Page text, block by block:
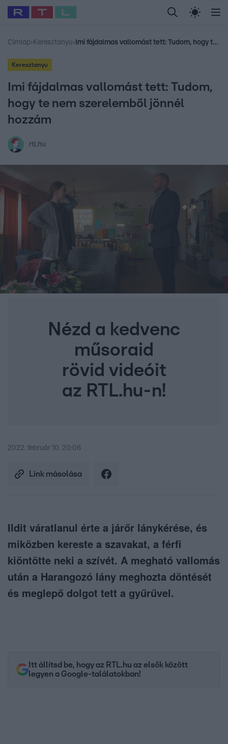
Legfrissebb RTL Híradó Randi Celeb vagyok,
Babits Marcella Most Wanted Gallusz
Címlap› Keresztanyu› Imi fájdalmas vallomást tett: Tudom, hogy te nem szerelemből jönnél hozzám
Keresztanyu
Imi fájdalmas vallomást tett: Tudom,
hogy te nem szerelemből jönnél
hozzám
rtl.hu
Nézd a kedvenc
műsoraid
rövid videóit
az RTL.hu-n!
2022. február 10. 20:06
Link másolása
Ildit váratlanul érte a járőr lánykérése, és
miközben kereste a szavakat, a férfi
kiöntötte neki a szívét. A megható vallomás
után a Harangozó lány meghozta döntését
és meglepő dolgot tett a gyűrűvel.
Itt állítsd be, hogy az RTL.hu az elsők között
legyen a Google-találatokban!